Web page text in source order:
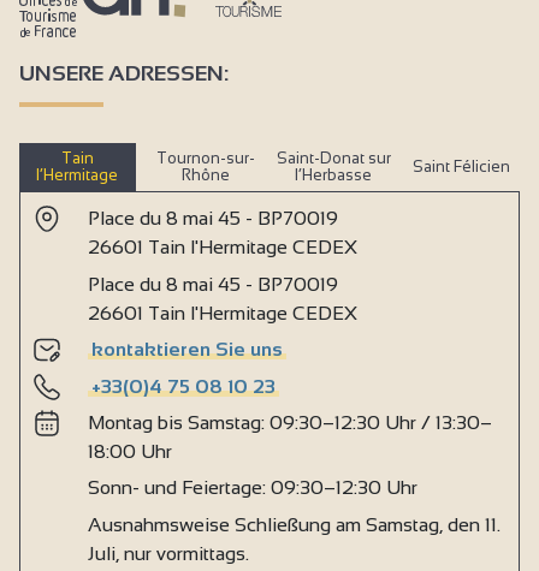
UNSERE ADRESSEN:
Tain
l’Hermitage
Tournon-sur-
Rhône
Saint-Donat sur
l’Herbasse
Saint Félicien
Place du 8 mai 45 - BP70019
26601 Tain l'Hermitage CEDEX
Place du 8 mai 45 - BP70019
26601 Tain l'Hermitage CEDEX
kontaktieren Sie uns
+33(0)4 75 08 10 23
Montag bis Samstag: 09:30–12:30 Uhr / 13:30–
18:00 Uhr
Sonn- und Feiertage: 09:30–12:30 Uhr
Ausnahmsweise Schließung am Samstag, den 11.
Juli, nur vormittags.